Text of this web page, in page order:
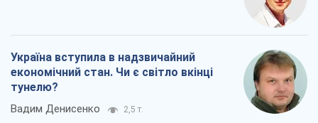
Україна вступила в надзвичайний
економічний стан. Чи є світло вкінці
тунелю?
Вадим Денисенко 2,5 т.